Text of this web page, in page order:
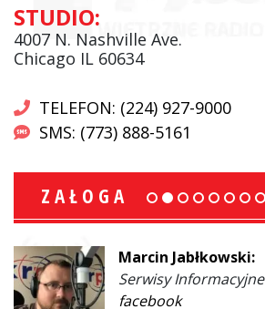
STUDIO:
4007 N. Nashville Ave.
Chicago IL 60634
TELEFON: (224) 927-9000
SMS: (773) 888-5161
ZAŁOGA
Marcin Jabłkowski:
Serwisy Informacyjne
facebook